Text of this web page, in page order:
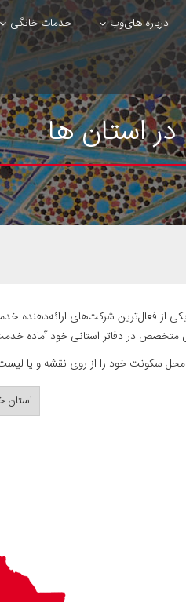
درباره های‌وب خدمات خانگی
استان ها
متخصص در دفاتر استانی خود آماده
محل سکونت خود را از روی نقشه و یا